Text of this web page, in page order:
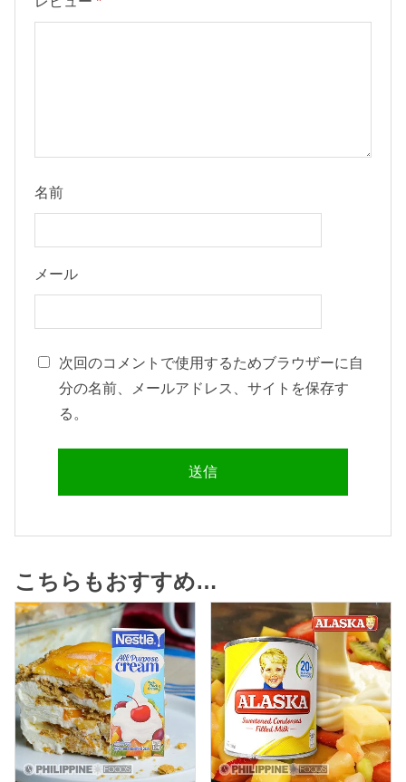
名前
メール
次回のコメントで使用するためブラウザーに自
分の名前、メールアドレス、サイトを保存す
る。
こちらもおすすめ…